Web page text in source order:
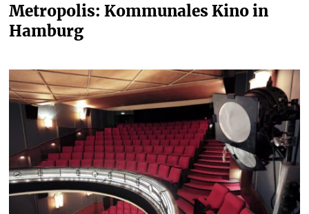
Metropolis: Kommunales Kino in
Hamburg